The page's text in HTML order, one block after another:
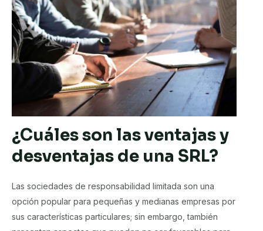
¿Cuáles son las ventajas y
desventajas de una SRL?
Las sociedades de responsabilidad limitada son una
opción popular para pequeñas y medianas empresas por
sus características particulares; sin embargo, también